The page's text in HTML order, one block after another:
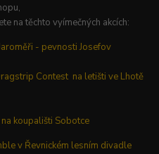
na těchto vyímečných akcích:
- pevnosti Josefov
Contest na letišti ve Lhotě
koupališti Sobotce
v Řevnickém lesním divadle